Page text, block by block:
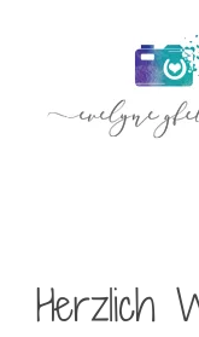
Herzlich